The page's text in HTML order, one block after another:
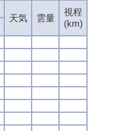
天気
雲量
視程
(km)